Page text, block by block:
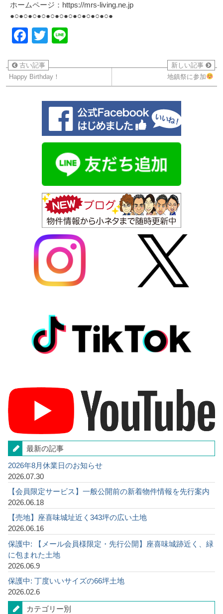
ホームページ：https://mrs-living.ne.jp
●○●○●○●○●○●○●○●○●○●○●○●
Facebook
Twitter
古い記事
Happy Birthday！
新しい記事
地鎮祭に参加
最新の記事
2026年8月休業日のお知らせ
2026.07.30
【会員限定サービス】一般公開前の新着物件情報を先行案内
2026.06.18
【売地】座喜味城址近く343坪の広い土地
2026.06.16
保護中: 【メール会員様限定・先行公開】座喜味城跡近く、緑
に包まれた土地
2026.06.9
保護中: 丁度いいサイズの66坪土地
2026.02.6
カテゴリー別